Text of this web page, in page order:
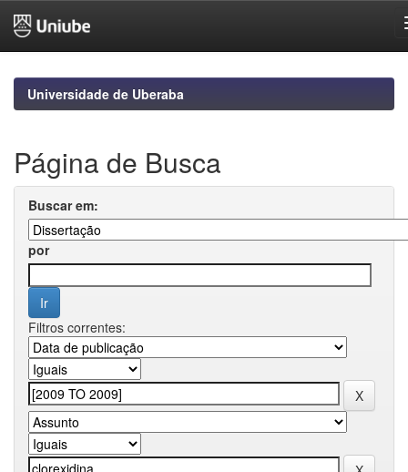
navigationUniversidade de Uberaba
Página de Busca
Buscar em:
por
Filtros correntes: